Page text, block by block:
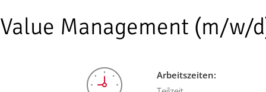
Management (m/w/
Arbeitszeiten: